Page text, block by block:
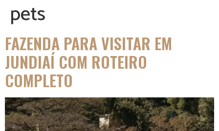
pets
FAZENDA PARA VISITAR EM
JUNDIAÍ COM ROTEIRO
COMPLETO